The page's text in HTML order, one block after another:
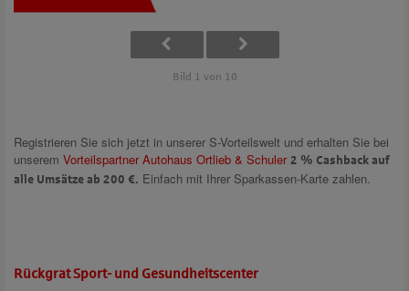
Bild 1 von 10
Registrieren Sie sich jetzt in unserer S-Vorteilswelt und erhalten Sie bei
unserem Vorteilspartner Autohaus Ortlieb & Schuler 2 % Cashback auf
alle Umsätze ab 200 €. Einfach mit Ihrer Sparkassen-Karte zahlen.
Rückgrat Sport- und Gesundheitscenter